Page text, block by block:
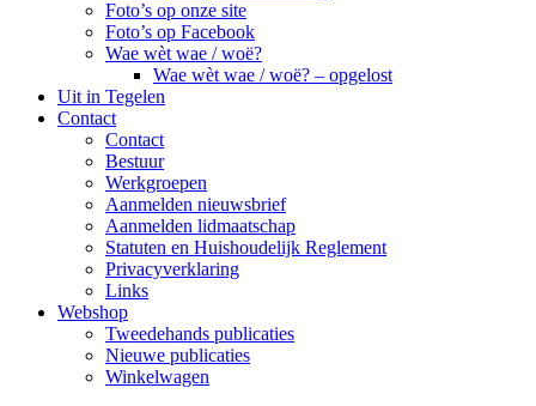
Foto’s op onze site
Foto’s op Facebook
Wae wèt wae / woë?
Wae wèt wae / woë? – opgelost
Uit in Tegelen
Contact
Contact
Bestuur
Werkgroepen
Aanmelden nieuwsbrief
Aanmelden lidmaatschap
Statuten en Huishoudelijk Reglement
Privacyverklaring
Links
Webshop
Tweedehands publicaties
Nieuwe publicaties
Winkelwagen